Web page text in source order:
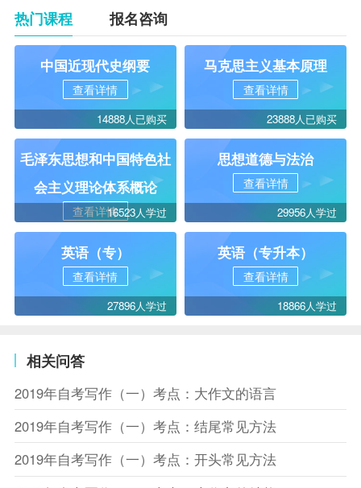
热门课程 报名咨询
中国近现代史纲要
查看详情
14888人已购买
马克思主义基本原理
查看详情
23888人已购买
毛泽东思想和中国特色社
会主义理论体系概论
查看详情16523人学过
思想道德与法治
查看详情
29956人学过
英语（专）
查看详情
27896人学过
英语（专升本）
查看详情
18866人学过
相关问答
2019年自考写作（一）考点：大作文的语言
2019年自考写作（一）考点：结尾常见方法
2019年自考写作（一）考点：开头常见方法